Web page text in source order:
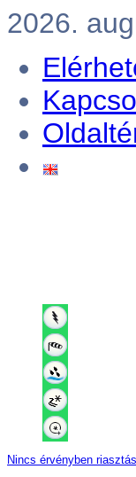
2026.
Nincs érvényben riasztás